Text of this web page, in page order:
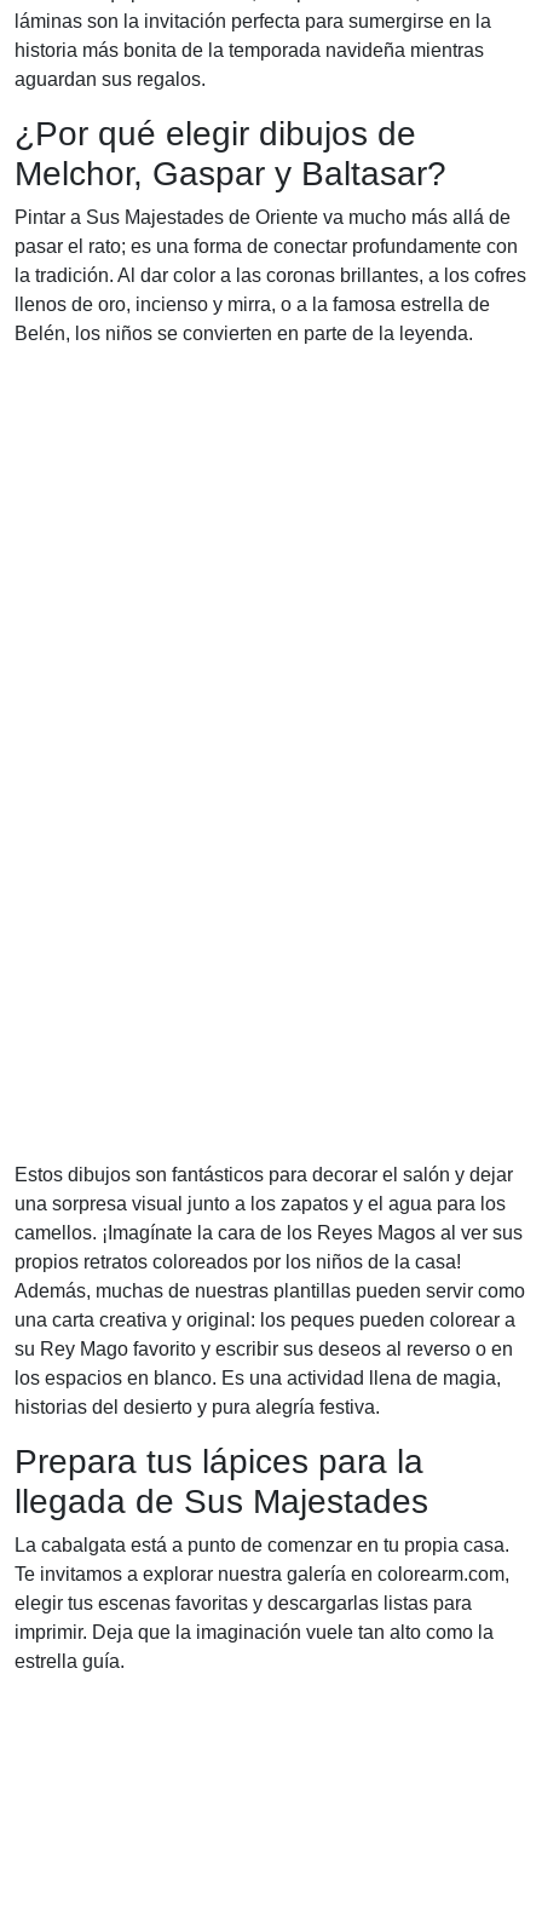
láminas son la invitación perfecta para sumergirse en la
historia más bonita de la temporada navideña mientras
aguardan sus regalos.
¿Por qué elegir dibujos de
Melchor, Gaspar y Baltasar?
Pintar a Sus Majestades de Oriente va mucho más allá de
pasar el rato; es una forma de conectar profundamente con
la tradición. Al dar color a las coronas brillantes, a los cofres
llenos de oro, incienso y mirra, o a la famosa estrella de
Belén, los niños se convierten en parte de la leyenda.
Estos dibujos son fantásticos para decorar el salón y dejar
una sorpresa visual junto a los zapatos y el agua para los
camellos. ¡Imagínate la cara de los Reyes Magos al ver sus
propios retratos coloreados por los niños de la casa!
Además, muchas de nuestras plantillas pueden servir como
una carta creativa y original: los peques pueden colorear a
su Rey Mago favorito y escribir sus deseos al reverso o en
los espacios en blanco. Es una actividad llena de magia,
historias del desierto y pura alegría festiva.
Prepara tus lápices para la
llegada de Sus Majestades
La cabalgata está a punto de comenzar en tu propia casa.
Te invitamos a explorar nuestra galería en colorearm.com,
elegir tus escenas favoritas y descargarlas listas para
imprimir. Deja que la imaginación vuele tan alto como la
estrella guía.